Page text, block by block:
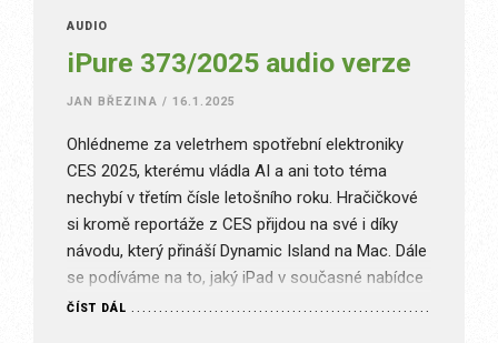
AUDIO
iPure 373/2025 audio verze
JAN BŘEZINA / 16.1.2025
Ohlédneme za veletrhem spotřební elektroniky
CES 2025, kterému vládla AI a ani toto téma
nechybí v třetím čísle letošního roku. Hračičkové
si kromě reportáže z CES přijdou na své i díky
návodu, který přináší Dynamic Island na Mac. Dále
se podíváme na to, jaký iPad v současné nabídce
vybrat nebo na Apple TV, která oslavila…
ČÍST DÁL